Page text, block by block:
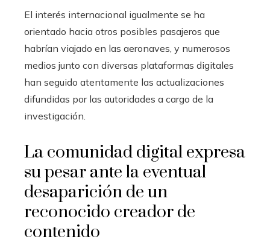
El interés internacional igualmente se ha
orientado hacia otros posibles pasajeros que
habrían viajado en las aeronaves, y numerosos
medios junto con diversas plataformas digitales
han seguido atentamente las actualizaciones
difundidas por las autoridades a cargo de la
investigación.
La comunidad digital expresa
su pesar ante la eventual
desaparición de un
reconocido creador de
contenido